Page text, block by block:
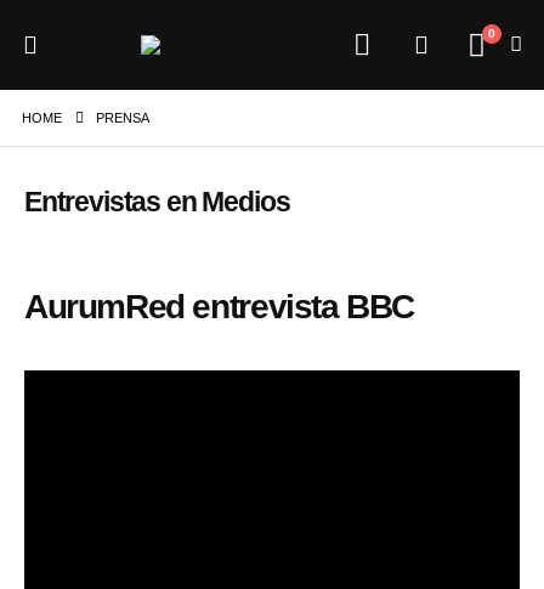
0
HOME PRENSA
Entrevistas en Medios
AurumRed entrevista BBC